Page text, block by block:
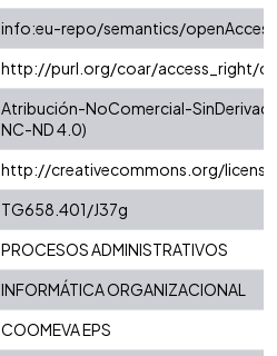
info:eu-repo/semantics/openAccess
http://purl.org/coar/access_right/
Atribución-NoComercial-
NC-ND 4.0)
http://creativecommons.org/
TG658.401/J37g
PROCESOS ADMINISTRATIVOS
INFORMÁTICA ORGANIZACIONAL
COOMEVA EPS